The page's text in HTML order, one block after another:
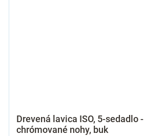
Drevená lavica ISO, 5-sedadlo -
chrómované nohy, buk